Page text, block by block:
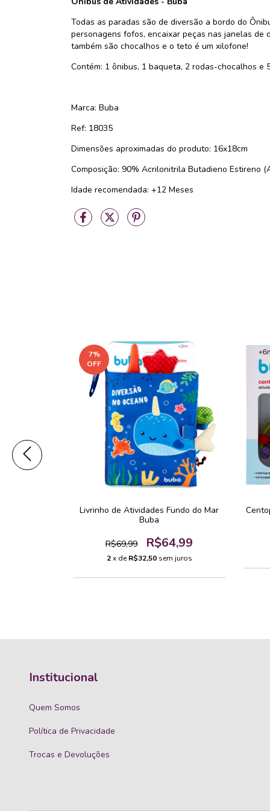
Todas as paradas são de diversão a bordo do
personagens fofos, encaixar peças nas janelas
também são chocalhos e o teto é um xilofone!
Contém: 1 ônibus, 1 baqueta, 2 rodas-chocalhos e
Marca: Buba
Ref: 18035
Dimensões aproximadas do produto: 16x18cm
Composição: ‎‎90% Acrilonitrila Butadieno Estireno
Idade recomendada: +12 Meses
7%
OFF
Livrinho de Atividades Fundo do Mar
Buba
R$69,99 R$64,99
2 x deR$32,50 sem juros
Institucional
Quem Somos
Política de Privacidade
Trocas e Devoluções